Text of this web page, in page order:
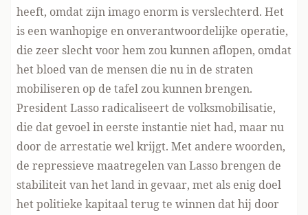
heeft, omdat zijn imago enorm is verslechterd. Het
is een wanhopige en onverantwoordelijke operatie,
die zeer slecht voor hem zou kunnen aflopen, omdat
het bloed van de mensen die nu in de straten
mobiliseren op de tafel zou kunnenbrengen.
President Lasso radicaliseert de volksmobilisatie,
die dat gevoel in eerste instantie niet had, maar nu
door de arrestatie wel krijgt. Met andere woorden,
de repressieve maatregelen van Lasso brengen de
stabiliteit van het land in gevaar, met als enig doel
het politieke kapitaal terug te winnen dat hij door